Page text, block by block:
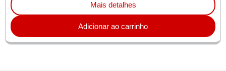
Mais detalhes
Adicionar ao carrinho